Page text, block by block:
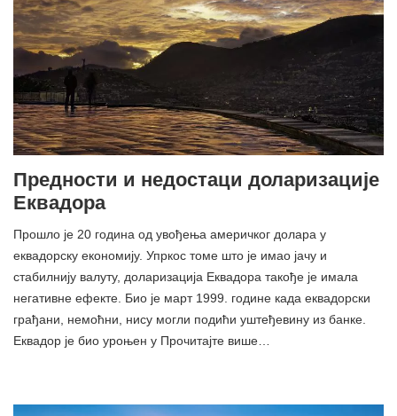
Предности и недостаци доларизације
Еквадора
Прошло је 20 година од увођења америчког долара у
еквадорску економију. Упркос томе што је имао јачу и
стабилнију валуту, доларизација Еквадора такође је имала
негативне ефекте. Био је март 1999. године када еквадорски
грађани, немоћни, нису могли подићи уштеђевину из банке.
Еквадор је био уроњен у Прочитајте више…